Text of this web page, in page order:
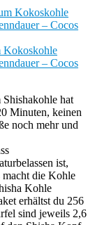
Kokoskohle
– Cocos
hat
Minuten, keinen
noch mehr und
ist,
macht die Kohle
Kohle
erhältst du 256
sind jeweils 2,6